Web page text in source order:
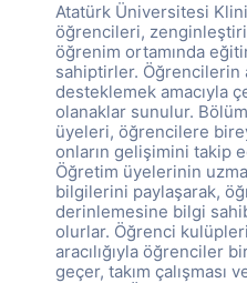
Atatürk Üniversitesi
öğrencileri,
öğrenim ortamında
sahiptirler. Öğrencilerin
desteklemek amacıyla
olanaklar sunulur.
üyeleri, öğrencilere
onların gelişimini takip
Öğretim üyelerinin
bilgilerini paylaşarak,
derinlemesine bilgi
olurlar. Öğrenci
aracılığıyla öğrenciler
geçer, takım çalışması